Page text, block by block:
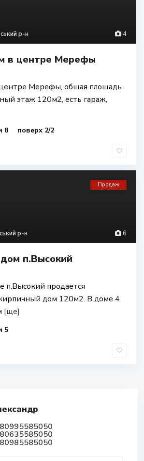
4
р-н
в центре Мерефы
Мерефы, общая площадь
этаж 120м2, есть гараж,
8 поверх 2/2
6
р-н
Продаж
п.Высокий
п.Высокий продается
дом 120м2. В доме 4
[ще]
5